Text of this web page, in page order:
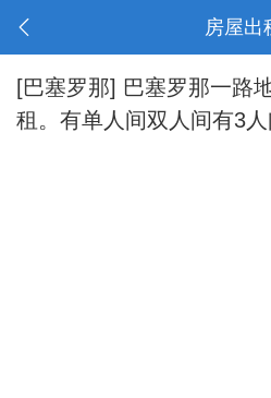
房屋出
[巴塞罗那] 巴塞罗那一路
租。有单人间双人间有3